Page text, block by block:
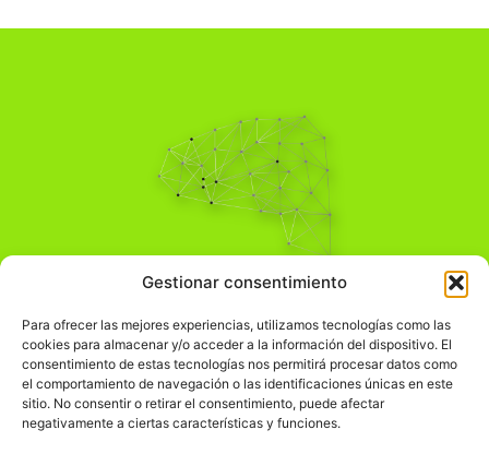
Gestionar consentimiento
Para ofrecer las mejores experiencias, utilizamos tecnologías como las
cookies para almacenar y/o acceder a la información del dispositivo. El
consentimiento de estas tecnologías nos permitirá procesar datos como
el comportamiento de navegación o las identificaciones únicas en este
sitio. No consentir o retirar el consentimiento, puede afectar
negativamente a ciertas características y funciones.
Pensamiento Crítico
Comprender el mundo para transformarlo.
Información Legal